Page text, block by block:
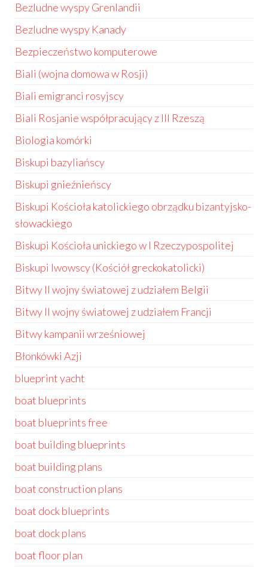
Bezludne wyspy Grenlandii
Bezludne wyspy Kanady
Bezpieczeństwo komputerowe
Biali (wojna domowa w Rosji)
Biali emigranci rosyjscy
Biali Rosjanie współpracujący z III Rzeszą
Biologia komórki
Biskupi bazyliańscy
Biskupi gnieźnieńscy
Biskupi Kościoła katolickiego obrządku bizantyjsko-
słowackiego
Biskupi Kościoła unickiego w I Rzeczypospolitej
Biskupi lwowscy (Kościół greckokatolicki)
Bitwy II wojny światowej z udziałem Belgii
Bitwy II wojny światowej z udziałem Francji
Bitwy kampanii wrześniowej
Błonkówki Azji
blueprint yacht
boat blueprints
boat blueprints free
boat building blueprints
boat building plans
boat construction plans
boat dock blueprints
boat dock plans
boat floor plan